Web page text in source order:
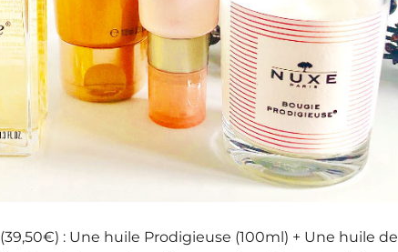
(39,50€) : Une huile Prodigieuse (100ml) + Une huile de